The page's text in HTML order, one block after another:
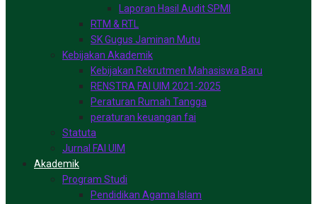
Laporan Hasil Audit SPMI
RTM & RTL
SK Gugus Jaminan Mutu
Kebijakan Akademik
Kebijakan Rekrutmen Mahasiswa Baru
RENSTRA FAI UIM 2021-2025
Peraturan Rumah Tangga
peraturan keuangan fai
Statuta
Jurnal FAI UIM
Akademik
Program Studi
Pendidikan Agama Islam